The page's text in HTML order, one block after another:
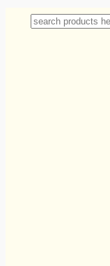
sp.)
Search